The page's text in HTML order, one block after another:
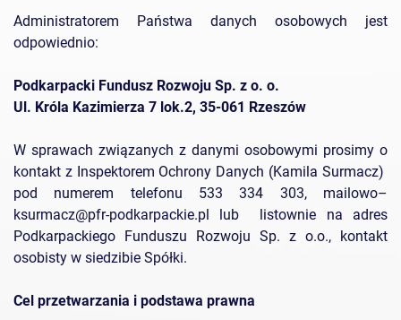
Administratorem Państwa danych osobowych jest
odpowiednio:
Podkarpacki Fundusz Rozwoju Sp. z o. o.
Ul. Króla Kazimierza 7 lok.2, 35-061 Rzeszów
W sprawach związanych z danymi osobowymi prosimy o
kontakt z Inspektorem Ochrony Danych (Kamila Surmacz)
pod numerem telefonu 533 334 303, mailowo–
ksurmacz@pfr-podkarpackie.pl lub listownie na adres
Podkarpackiego Funduszu Rozwoju Sp. z o.o., kontakt
osobisty w siedzibie Spółki.
Cel przetwarzania i podstawa prawna